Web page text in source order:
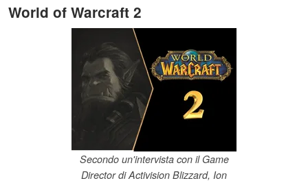
World of Warcraft 2
Secondo un'intervista con il Game
Director di Activision Blizzard, Ion